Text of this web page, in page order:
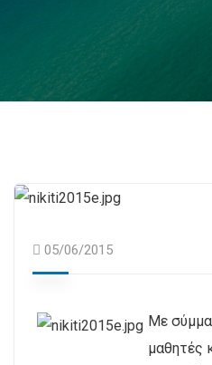
05/06/2015
Με
μαθητές